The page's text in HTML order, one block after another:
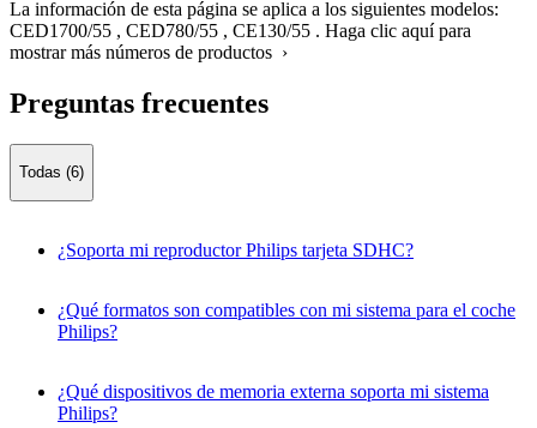
La información de esta página se aplica a los siguientes modelos:
CED1700/55 , CED780/55 , CE130/55 . Haga clic aquí para
mostrar más números de productos ›
Preguntas frecuentes
Todas (6)
¿Soporta mi reproductor Philips tarjeta SDHC?
¿Qué formatos son compatibles con mi sistema para el coche
Philips?
¿Qué dispositivos de memoria externa soporta mi sistema
Philips?